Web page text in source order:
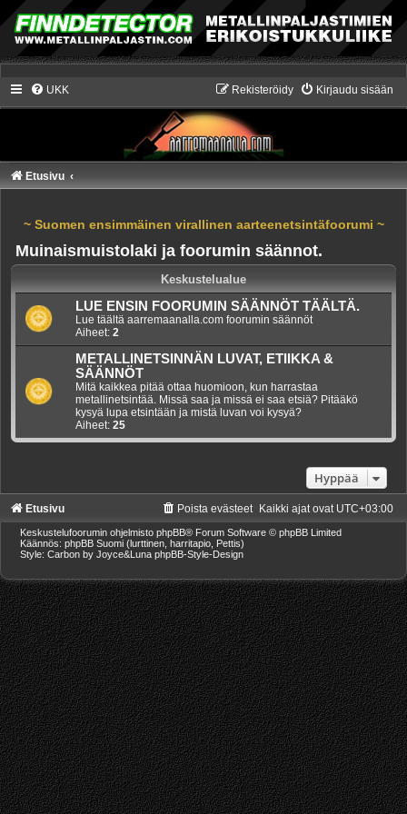
UKK Kirjaudu sisään
Rekisteröidy
Etusivu
~ Suomen ensimmäinen virallinen aarteenetsintäfoorumi ~
Muinaismuistolaki ja foorumin säännot.
Keskustelualue
LUE ENSIN FOORUMIN SÄÄNNÖT TÄÄLTÄ.
Lue täältä aarremaanalla.com foorumin säännöt
Aiheet: 2
METALLINETSINNÄN LUVAT, ETIIKKA &
SÄÄNNÖT
Mitä kaikkea pitää ottaa huomioon, kun harrastaa
metallinetsintää. Missä saa ja missä ei saa etsiä? Pitääkö
kysyä lupa etsintään ja mistä luvan voi kysyä?
Aiheet: 25
Hyppää
Etusivu Kaikki ajat ovat UTC+03:00
Poista evästeet
Keskustelufoorumin ohjelmisto phpBB® Forum Software © phpBB Limited
Käännös: phpBB Suomi (lurttinen, harritapio, Pettis)
Style: Carbon by Joyce&Luna phpBB-Style-Design